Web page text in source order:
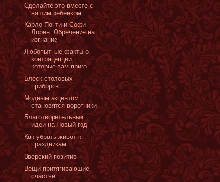
Сделайте это вместе с
вашим ребенком
Карло Понти и Софи
Лорен: Обречение на
изгнание
Любопытные факты о
контрацепции,
которые вам приго...
Блеск столовых
приборов
Модным акцентом
становятся воротники
Благотворительные
идеи на Новый год
Как убрать живот к
праздникам
Зверский позитив
Вещи притягивающие
счастье